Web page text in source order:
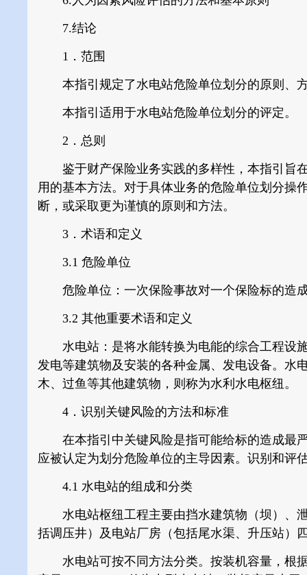
7.结论
1．范围
本指引规定了水电站危险单位划分的原则、
本指引适用于水电站危险单位划分的评定。
2．总则
鉴于财产保险业务实践的多样性，本指引旨
用的基本方法。对于具体业务的危险单位划分操
断，或采取更为谨慎的原则和方法。
3．术语和定义
3.1 危险单位
危险单位：一次保险事故对一个保险标的造
3.2 其他重要术语和定义
水电站：是将水能转换为电能的综合工程设
发电等建筑物及安装的各种金属、发电设备。水
木、过鱼等其他建筑物，则称为水利水电枢纽。
4．识别关键风险的方法和标准
在本指引中关键风险是指可能给标的造成最
应被认定为划分危险单位的主导因素。识别和评
4.1 水电站的组成和分类
水电站枢纽工程主要由挡水建筑物（坝）、
括调压井）及电站厂房（包括尾水渠、升压站）
水电站可按不同方法分类。按装机容量，根